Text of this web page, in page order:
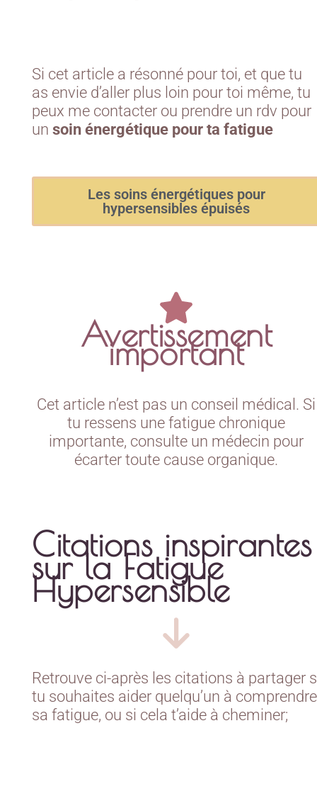
Si cet article a résonné pour toi, et que tu
as envie d’aller plus loin pour toi même, tu
peux me contacter ou prendre un rdv pour
un soin énergétique pour ta fatigue
Les soins énergétiques pour
hypersensibles épuisés
Avertissement
important
Cet article n’est pas un conseil médical. Si
tu ressens une fatigue chronique
importante, consulte un médecin pour
écarter toute cause organique.
Citations inspirantes
sur la Fatigue
Hypersensible
Retrouve ci-après les citations à partager
tu souhaites aider quelqu’un à comprendre
sa fatigue, ou si cela t’aide à cheminer;